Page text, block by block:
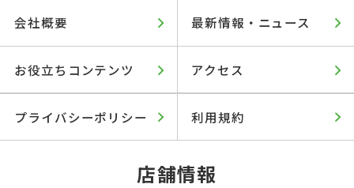
会社概要 最新情報・ニュース
お役立ちコンテンツ アクセス
プライバシーポリシー 利用規約
店舗情報